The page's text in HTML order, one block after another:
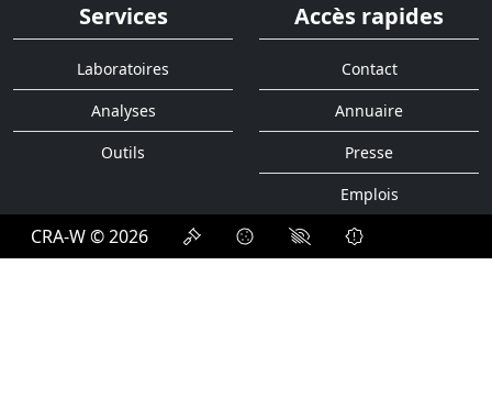
Services
Laboratoires
Analyses
Outils
Accès rapides
Contact
Annuaire
Presse
Emplois
CRA-W © 2026